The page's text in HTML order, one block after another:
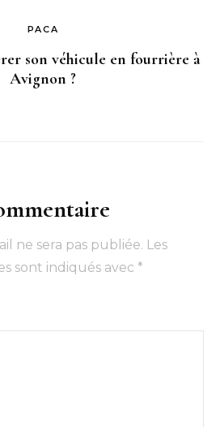
PACA
son véhicule en fourrière à
Avignon ?
ne sera pas publiée. Les
sont indiqués avec *